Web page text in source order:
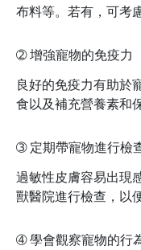
布料等。若有，可考
➁增強寵物的免疫力
良好的免疫力有助於
食以及補充營養素和
➂ 定期帶寵物進行檢
過敏性皮膚容易出現
獸醫院進行檢查，以
➃學會觀察寵物的行